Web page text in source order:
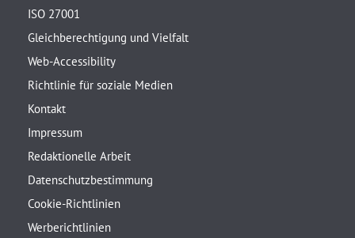
ISO 27001
Gleichberechtigung und Vielfalt
Web-Accessibility
Richtlinie für soziale Medien
Kontakt
Impressum
Redaktionelle Arbeit
Datenschutzbestimmung
Cookie-Richtlinien
Werberichtlinien